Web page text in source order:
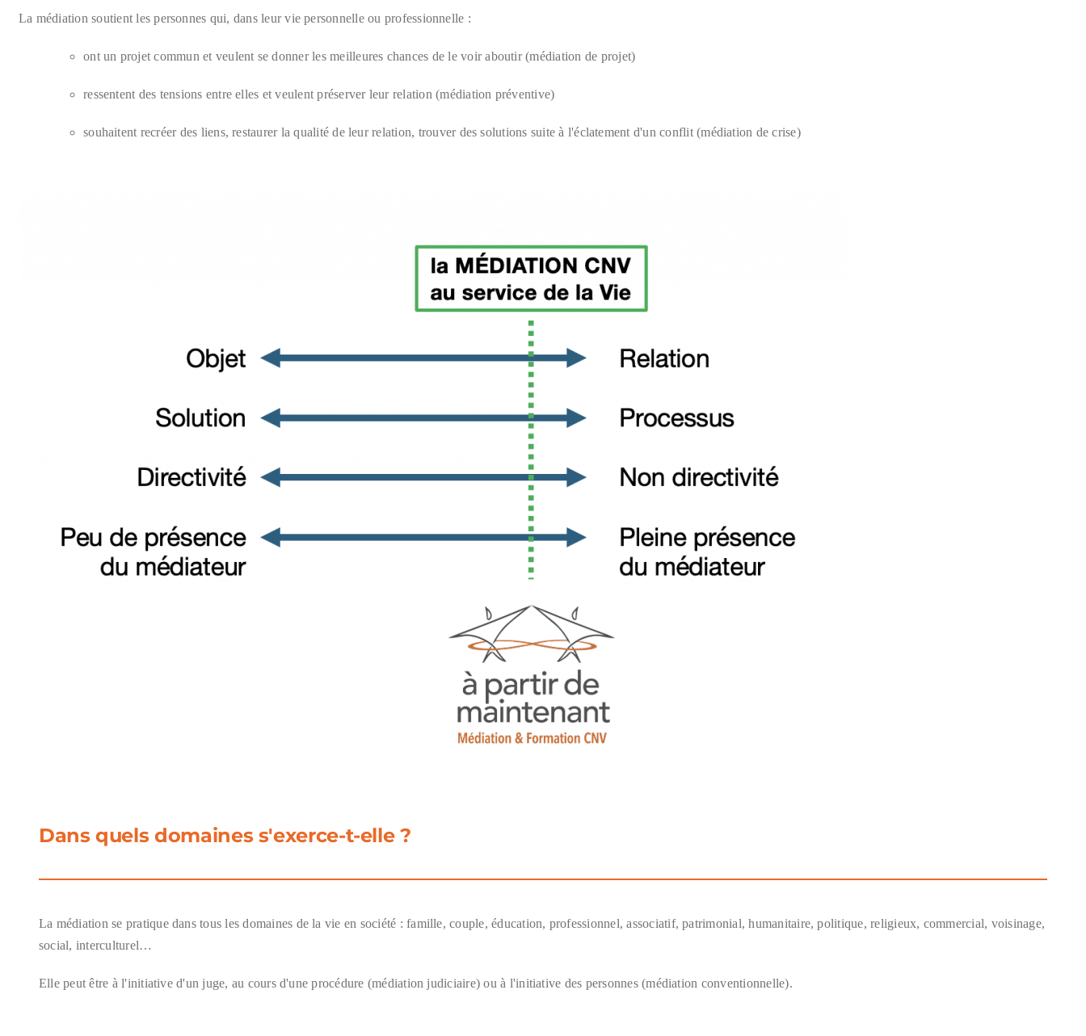
La médiation soutient les personnes qui, dans leur vie personnelle ou professionnelle :
ont un projet commun et veulent se donner les meilleures chances de le voir aboutir (médiation de projet)
ressentent des tensions entre elles et veulent préserver leur relation (médiation préventive)
souhaitent recréer des liens, restaurer la qualité de leur relation, trouver des solutions suite à l'éclatement d'un conflit (médiation de crise)
Dans quels domaines s'exerce-t-elle ?
La médiation se pratique dans tous les domaines de la vie en société : famille, couple, éducation, professionnel, associatif, patrimonial, humanitaire, politique, religieux, commercial, voisinage,
social, interculturel…
Elle peut être à l'initiative d'un juge, au cours d'une procédure (médiation judiciaire) ou à l'initiative des personnes (médiation conventionnelle).